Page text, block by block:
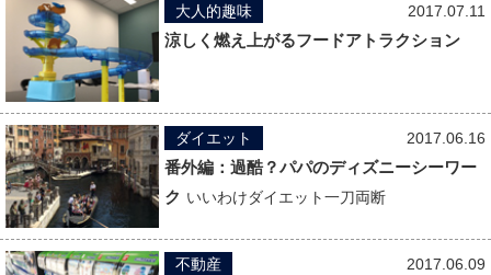
2017.07.11
大人的趣味
涼しく燃え上がるフードアトラクション
2017.06.16
ダイエット
番外編：過酷？パパのディズニーシーワー
ク いいわけダイエット一刀両断
2017.06.09
不動産